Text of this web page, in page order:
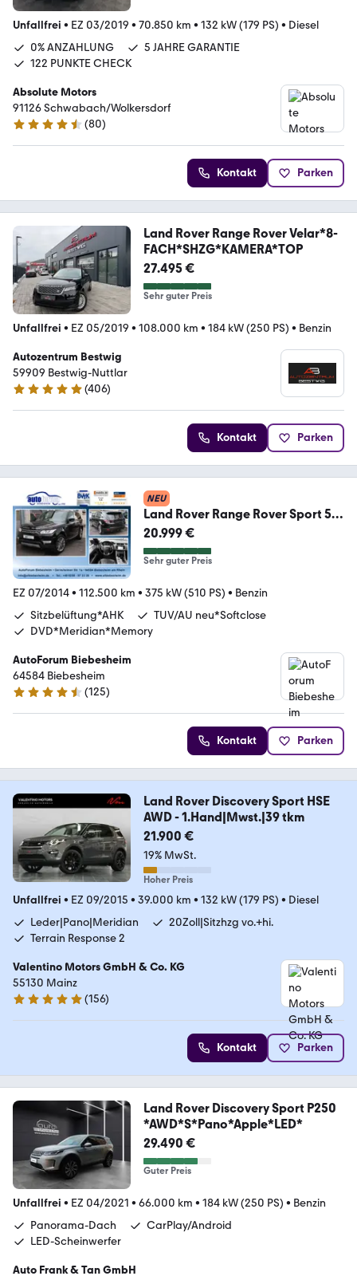
Unfallfrei • EZ 03/2019 • 70.850 km • 132 kW (179 PS) • Diesel
0% ANZAHLUNG
5 JAHRE GARANTIE
122 PUNKTE CHECK
Absolute Motors
91126 Schwabach/Wolkersdorf
4.7 Sterne
(80)
Kontakt Parken
Land Rover Range Rover Velar*8-
FACH*SHZG*KAMERA*TOP
27.495 €
Sehr guter Preis
Unfallfrei • EZ 05/2019 • 108.000 km • 184 kW (250 PS) • Benzin
Autozentrum Bestwig
59909 Bestwig-Nuttlar
4.9 Sterne
(406)
Kontakt Parken
NEU
Land Rover Range Rover Sport 5.0
V8 Dynamic Xenon*Pano*360°
20.999 €
Sehr guter Preis
EZ 07/2014• 112.500 km • 375 kW (510 PS) • Benzin
Sitzbelüftung*AHK
TUV/AU neu*Softclose
DVD*Meridian*Memory
AutoForum Biebesheim
64584 Biebesheim
4.4 Sterne
(125)
Kontakt Parken
Land Rover Discovery Sport HSE
AWD - 1.Hand|Mwst.|39 tkm
21.900 €
19% MwSt.
Hoher Preis
Unfallfrei • EZ 09/2015 • 39.000 km • 132 kW (179 PS) • Diesel
Leder|Pano|Meridian
20Zoll|Sitzhzg vo.+hi.
Terrain Response 2
Valentino Motors GmbH & Co. KG
55130 Mainz
5 Sterne
(156)
Kontakt Parken
Land Rover Discovery Sport P250
*AWD*S*Pano*Apple*LED*
29.490 €
Guter Preis
Unfallfrei • EZ 04/2021 • 66.000 km • 184 kW (250 PS) • Benzin
Panorama-Dach
CarPlay/Android
LED-Scheinwerfer
Auto Frank & Tan GmbH